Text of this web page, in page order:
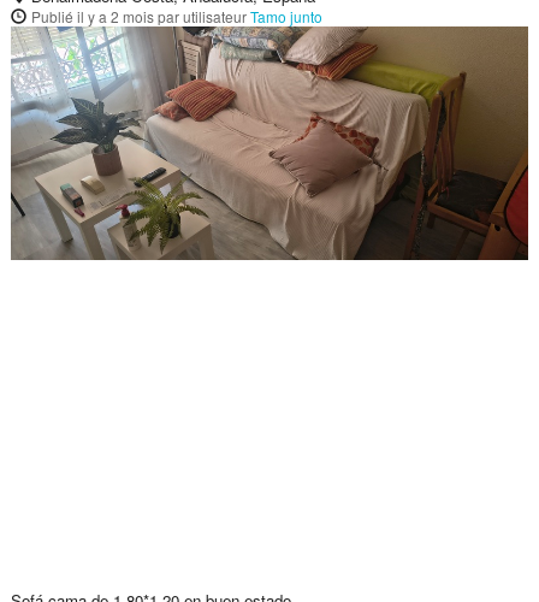
Publié il y a 2 moispar utilisateurTamo junto